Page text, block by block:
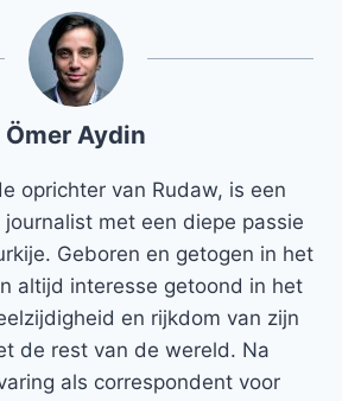
Ömer Aydin
oprichter van Rudaw, is een
met een diepe passie
Geboren en getogen in het
altijd interesse getoond in het
en rijkdom van zijn
de rest van de wereld. Na
als correspondent voor